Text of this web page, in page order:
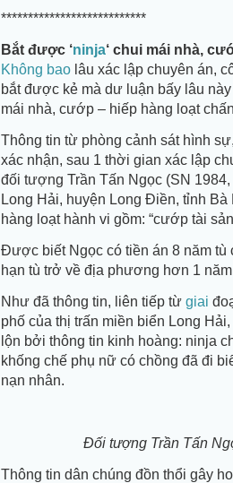
***************************
Bắt được ‘ninja‘ chui mái nhà,
Không bao lâu xác lập chuyên án,
bắt được kẻ mà dư luận bấy lâu
mái nhà, cướp – hiếp hàng loạt
Thông tin từ phòng cảnh sát hình
xác nhận, sau 1 thời gian xác lập
đối tượng Trần Tấn Ngọc (SN
Long Hải, huyện Long Điền, tỉnh
hàng loạt hành vi gồm: “cướp tài
Được biết Ngọc có tiền án 8 năm tù
hạn tù trở về địa phương hơn 1
Như đã thông tin, liên tiếp từ giai
phố của thị trấn miền biển Long
lộn bởi thông tin kinh hoàng: ninja
khống chế phụ nữ có chồng đã đi
nạn nhân.
Đối tượng Trần Tấn
Thông tin dân chúng đồn thổi gây